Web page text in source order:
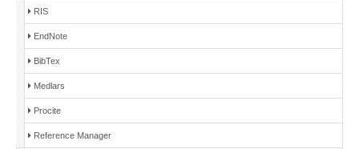
RIS
EndNote
BibTex
Medlars
Procite
Reference Manager